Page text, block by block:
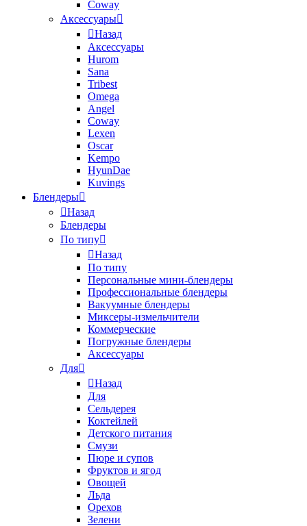
Coway
Аксессуары
Назад
Аксессуары
Hurom
Sana
Tribest
Omega
Angel
Coway
Lexen
Oscar
Kempo
HyunDae
Kuvings
Блендеры
Назад
Блендеры
По типу
Назад
По типу
Персональные мини-блендеры
Профессиональные блендеры
Вакуумные блендеры
Миксеры-измельчители
Коммерческие
Погружные блендеры
Аксессуары
Для
Назад
Для
Сельдерея
Коктейлей
Детского питания
Смузи
Пюре и супов
Фруктов и ягод
Овощей
Льда
Орехов
Зелени